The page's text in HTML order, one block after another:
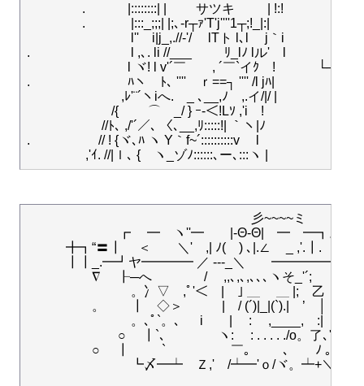
.　 　　|::::::::| | 　　サツキ　 　 | !:!
. 　　 　|:::_;;;| |;､-r┬ｧ'T'j''''1┬;!_|:|
l''　i|j_,.//‐'/　 lTト l､l 　j｀i
.　　 　 　　　　 l ,､. li //___ 　　 ﾘ_lﾉ lル'　l 　　　　＿
l ヾ! l v'´￣　　, ´￣`イｸ　! 　　　└─‐┐ナ
.　　 　　　　　 ﾊヽ　ﾄ､ ''''　ｒ==┐ '''' /l jﾊ|　　　　　
,ﾚ'¨´ヽiへ.　_ ､__,ﾉ　,.イ/|/ |　　 　 　　 <／　
/{　　 ⌒ゝ_/ } ｰ‐＜!Lｿ ,'i　!
//ﾄ､ ,/'´／､ 〈､__,ﾘ:::::!| ｀ヽ|ﾉ
.　 　　　　// ! {ヾ､ﾊ ヽ Y｀f~´::::::::::v　 l
彡~~~~ミ
┏　 ━ゝヽ''━　　|-Θ-Θ|　━　━┓。
╋┓“〓┃　 ＜　ゝ＼'　,| ﾉ(　) ､|.∠　 _ ,'.┃.　　
┃┃_.━┛ヤ━━━━ ／ ---_＼　　━━━━━━━━ ━┛
∇ 　┠─へ　　　　/　 ,,､,､,､､､ヽそ_'´;　　┨'ﾟ,
。冫▽　,ﾟ'＜　|　｣ ＿ 　＿ |;　乙　／　
。　　┃　◇＞　　　|　/ (´)|_|(`).|　’　│ 　 て
。､ﾟ`。､ 　 i　　|　 : 　,____,　:| 　?∠─┨
○　 ┃`､　　　　ヽ:　 : . . . . ./o。了､'' ×　
○　 ┃ 　　 `　　　　　￣｡￣ 　 ､　
┗〆━┷　Ｚ,'　/┷━'ｏ/ヾ。┷+＼━┛,